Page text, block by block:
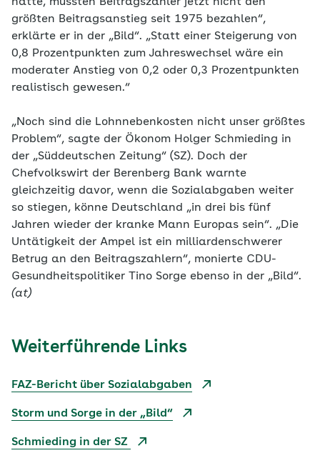
größten Beitragsanstieg seit 1975 bezahlen“,
erklärte er in der „Bild“. „Statt einer Steigerung von
0,8 Prozentpunkten zum Jahreswechsel wäre ein
moderater Anstieg von 0,2 oder 0,3 Prozentpunkten
realistisch gewesen.“
„Noch sind die Lohnnebenkosten nicht unser größtes
Problem“, sagte der Ökonom Holger Schmieding in
der „Süddeutschen Zeitung“ (SZ). Doch der
Chefvolkswirt der Berenberg Bank warnte
gleichzeitig davor, wenn die Sozialabgaben weiter
so stiegen, könne Deutschland „in drei bis fünf
Jahren wieder der kranke Mann Europas sein“. „Die
Untätigkeit der Ampel ist ein milliardenschwerer
Betrug an den Beitragszahlern“, monierte CDU-
Gesundheitspolitiker Tino Sorge ebenso in der „Bild“.
(at)
Weiterführende Links
FAZ-Bericht über Sozialabgaben
Storm und Sorge in der „Bild“
Schmieding in der SZ